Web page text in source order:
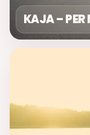
KAJA – PER